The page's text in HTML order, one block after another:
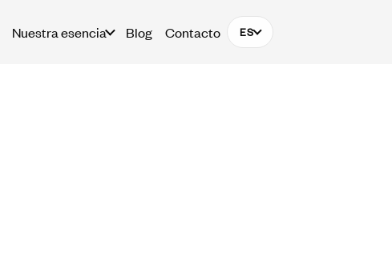
Nuestra esencia Blog Contacto ES